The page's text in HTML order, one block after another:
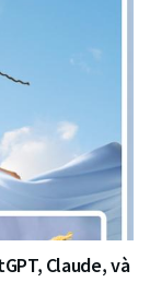
Claude, và